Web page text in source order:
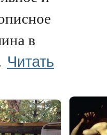
в
Читать